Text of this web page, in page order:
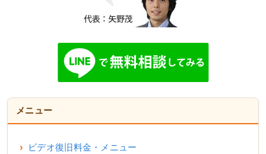
メニュー
ビデオ復旧料金・メニュー